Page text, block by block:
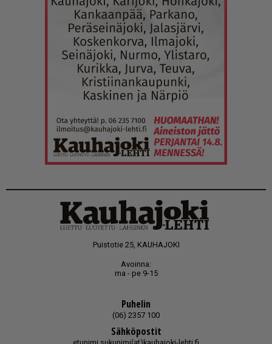
Puistotie 25, KAUHAJOKI
Avoinna:
ma - pe 9-15
Puhelin
(06) 2357 100
Sähköpostit